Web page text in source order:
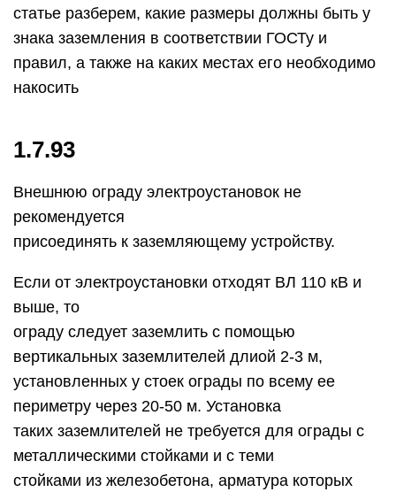
статье разберем, какие размеры должны быть у
знака заземления в соответствии ГОСТу и
правил, а также на каких местах его необходимо
накосить
1.7.93
Внешнюю ограду электроустановок не
рекомендуется
присоединять к заземляющему устройству.
Если от электроустановки отходят ВЛ 110 кВ и
выше, то
ограду следует заземлить с помощью
вертикальных заземлителей длиой 2-3 м,
установленных у стоек ограды по всему ее
периметру через 20-50 м. Установка
таких заземлителей не требуется для ограды с
металлическими стойками и с теми
стойками из железобетона, арматура которых